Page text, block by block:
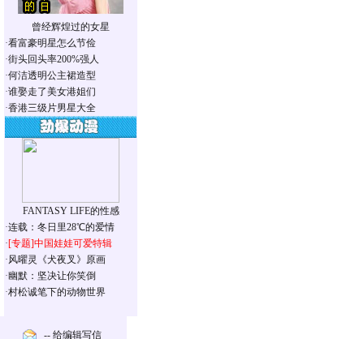
曾经辉煌过的女星
·看富豪明星怎么节俭
·街头回头率200%强人
·何洁透明公主裙造型
·谁娶走了美女港姐们
·香港三级片男星大全
FANTASY LIFE的性感
·连载：冬日里28℃的爱情
·[专题]中国娃娃可爱特辑
·风曜灵《犬夜叉》原画
·幽默：坚决让你笑倒
·村松诚笔下的动物世界
-- 给编辑写信